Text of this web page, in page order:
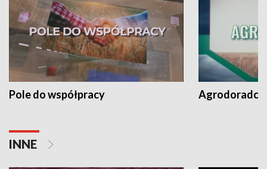
Pole do współpracy Agrodoradcy
INNE